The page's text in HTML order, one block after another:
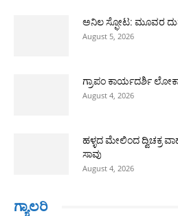
ಅನಿಲ ಸ್ಫೋಟ: ಮೂವರ
August 5, 2026
ಗ್ರಾಪಂ ಕಾರ್ಯದರ್ಶಿ
August 4, 2026
ಹಳ್ಳದ ಮೇಲಿಂದ ದ್ವಿಚಕ್ರ
ಸಾವು
August 4, 2026
ಗ್ಯಾಲರಿ